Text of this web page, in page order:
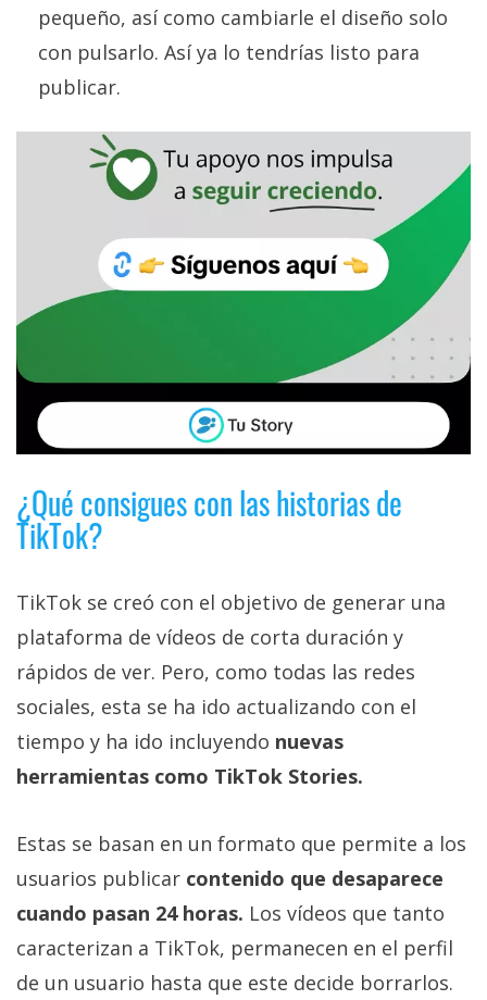
pequeño, así como cambiarle el diseño solo
con pulsarlo. Así ya lo tendrías listo para
publicar.
¿Qué consigues con las historias de
TikTok?
TikTok se creó con el objetivo de generar una
plataforma de vídeos de corta duración y
rápidos de ver. Pero, como todas las redes
sociales, esta se ha ido actualizando con el
tiempo y ha ido incluyendo nuevas
herramientas como TikTok Stories.
Estas se basan en un formato que permite a los
usuarios publicar contenido que desaparece
cuando pasan 24 horas. Los vídeos que tanto
caracterizan a TikTok, permanecen en el perfil
de un usuario hasta que este decide borrarlos.